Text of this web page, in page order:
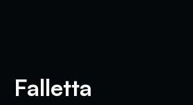
Falletta